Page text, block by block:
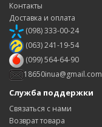
Контакты
Доставка и оплата
(098) 333-00-24
(063) 241-19-54
(099) 564-64-90
18650inua@gmail.com
Служба поддержки
Связаться с нами
Возврат товара